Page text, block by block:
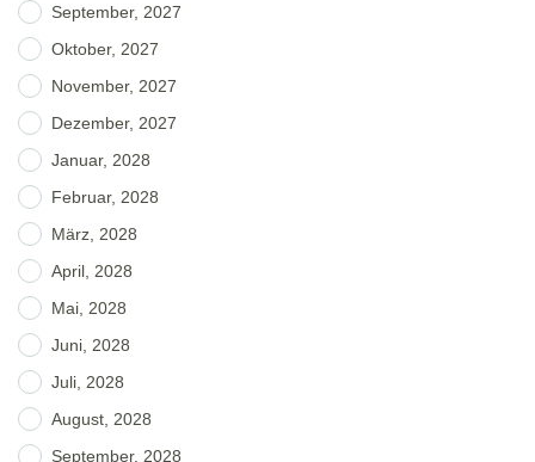
September, 2027
Oktober, 2027
November, 2027
Dezember, 2027
Januar, 2028
Februar, 2028
März, 2028
April, 2028
Mai, 2028
Juni, 2028
Juli, 2028
August, 2028
September, 2028